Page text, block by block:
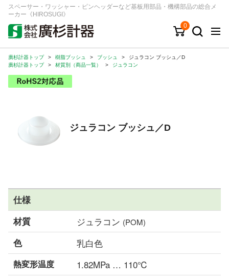
スペーサー・ワッシャー・ピンヘッダーなど基板用部品・機構部品の総合メ
ーカー《HIROSUGI》
0
キーワード 品番/シリーズ
商品カテゴリから探す
ジャンルから探す
シリーズから探す
ご利用ガイド
お問い合わせ窓口
会社情報
廣杉計器トップ > 樹脂ブッシュ > ブッシュ >
ジュラコン ブッシュ／D
廣杉計器トップ
> 材質別（商品一覧） > ジュラコン
ジュラコン ブッシュ／D
仕様
材質
ジュラコン (POM)
色 乳白色
熱変形温度 1.82MPa … 110℃